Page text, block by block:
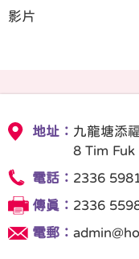
影片
地址： 九龍塘添
8 Tim Fuk
電話： 2336
傳真： 2336
電郵：